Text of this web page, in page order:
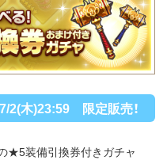
2(木)23:59 限定販売！
★5装備引換券付きガチャ